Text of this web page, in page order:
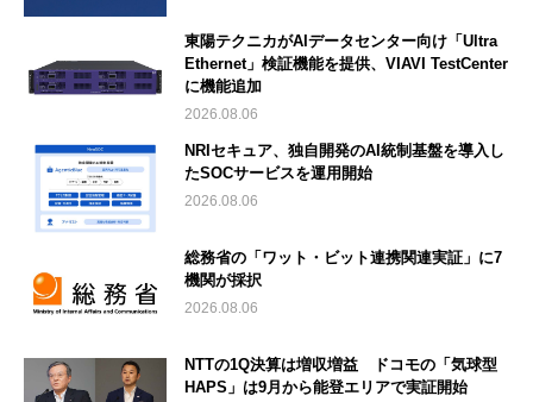
東陽テクニカがAIデータセンター向け「Ultra
Ethernet」検証機能を提供、VIAVI TestCenter
に機能追加
2026.08.06
NRIセキュア、独自開発のAI統制基盤を導入し
たSOCサービスを運用開始
2026.08.06
総務省の「ワット・ビット連携関連実証」に7
機関が採択
2026.08.06
NTTの1Q決算は増収増益 ドコモの「気球型
HAPS」は9月から能登エリアで実証開始